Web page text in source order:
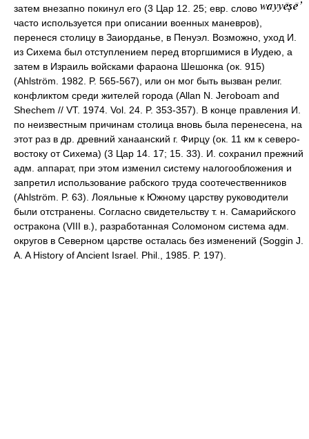
затем внезапно покинул его (3 Цар 12. 25; евр. слово
часто используется при описании военных маневров),
перенеся столицу в Заиорданье, в Пенуэл. Возможно, уход И.
из Сихема был отступлением перед вторгшимися в Иудею, а
затем в Израиль войсками фараона Шешонка (ок. 915)
(Ahlström. 1982. P. 565-567), или он мог быть вызван религ.
конфликтом среди жителей города (Allan N. Jeroboam and
Shechem // VT. 1974. Vol. 24. P. 353-357). В конце правления И.
по неизвестным причинам столица вновь была перенесена, на
этот раз в др. древний ханаанский г. Фирцу (ок. 11 км к северо-
востоку от Сихема) (3 Цар 14. 17; 15. 33). И. сохранил прежний
адм. аппарат, при этом изменил систему налогообложения и
запретил использование рабского труда соотечественников
(Ahlström. P. 63). Лояльные к Южному царству руководители
были отстранены. Согласно свидетельству т. н. Самарийского
остракона (VIII в.), разработанная Соломоном система адм.
округов в Северном царстве осталась без изменений (Soggin J.
A. A History of Ancient Israel. Phil., 1985. P. 197).